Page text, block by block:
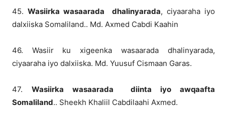
45. Wasiirka wasaarada dhalinyarada, ciyaaraha iyo
dalxiiska Somaliland.. Md. Axmed Cabdi Kaahin
46. Wasiir ku xigeenka wasaarada dhalinyarada,
ciyaaraha iyo dalxiiska. Md. Yuusuf Cismaan Garas.
47. Wasiirka wasaarada diinta iyo awqaafta
Somaliland.. Sheekh Khaliil Cabdilaahi Axmed.